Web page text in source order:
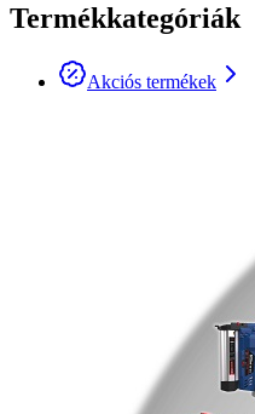
Termékkategóriák
Akciós termékek